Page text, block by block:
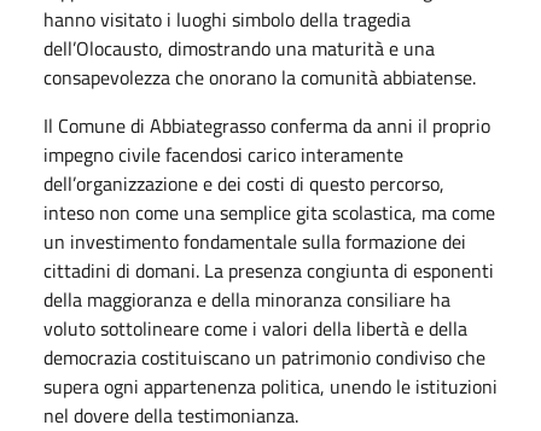
hanno visitato i luoghi simbolo della tragedia
dell’Olocausto, dimostrando una maturità e una
consapevolezza che onorano la comunità abbiatense.
Il Comune di Abbiategrasso conferma da anni il proprio
impegno civile facendosi carico interamente
dell’organizzazione e dei costi di questo percorso,
inteso non come una semplice gita scolastica, ma come
un investimento fondamentale sulla formazione dei
cittadini di domani. La presenza congiunta di esponenti
della maggioranza e della minoranza consiliare ha
voluto sottolineare come i valori della libertà e della
democrazia costituiscano un patrimonio condiviso che
supera ogni appartenenza politica, unendo le istituzioni
nel dovere della testimonianza.